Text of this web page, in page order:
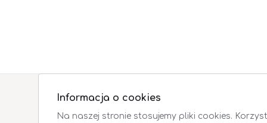
Informacja o cookies
Na naszej stronie stosujemy pliki cookies.